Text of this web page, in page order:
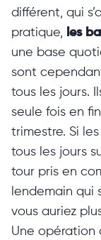
différent, qui
pratique, les
une base
sont
tous les jours.
seule fois en
trimestre. Si
tous les jours
tour pris en
lendemain qui
vous auriez
Une opération